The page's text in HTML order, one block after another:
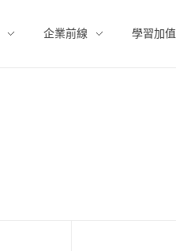
企業前線 學習加值